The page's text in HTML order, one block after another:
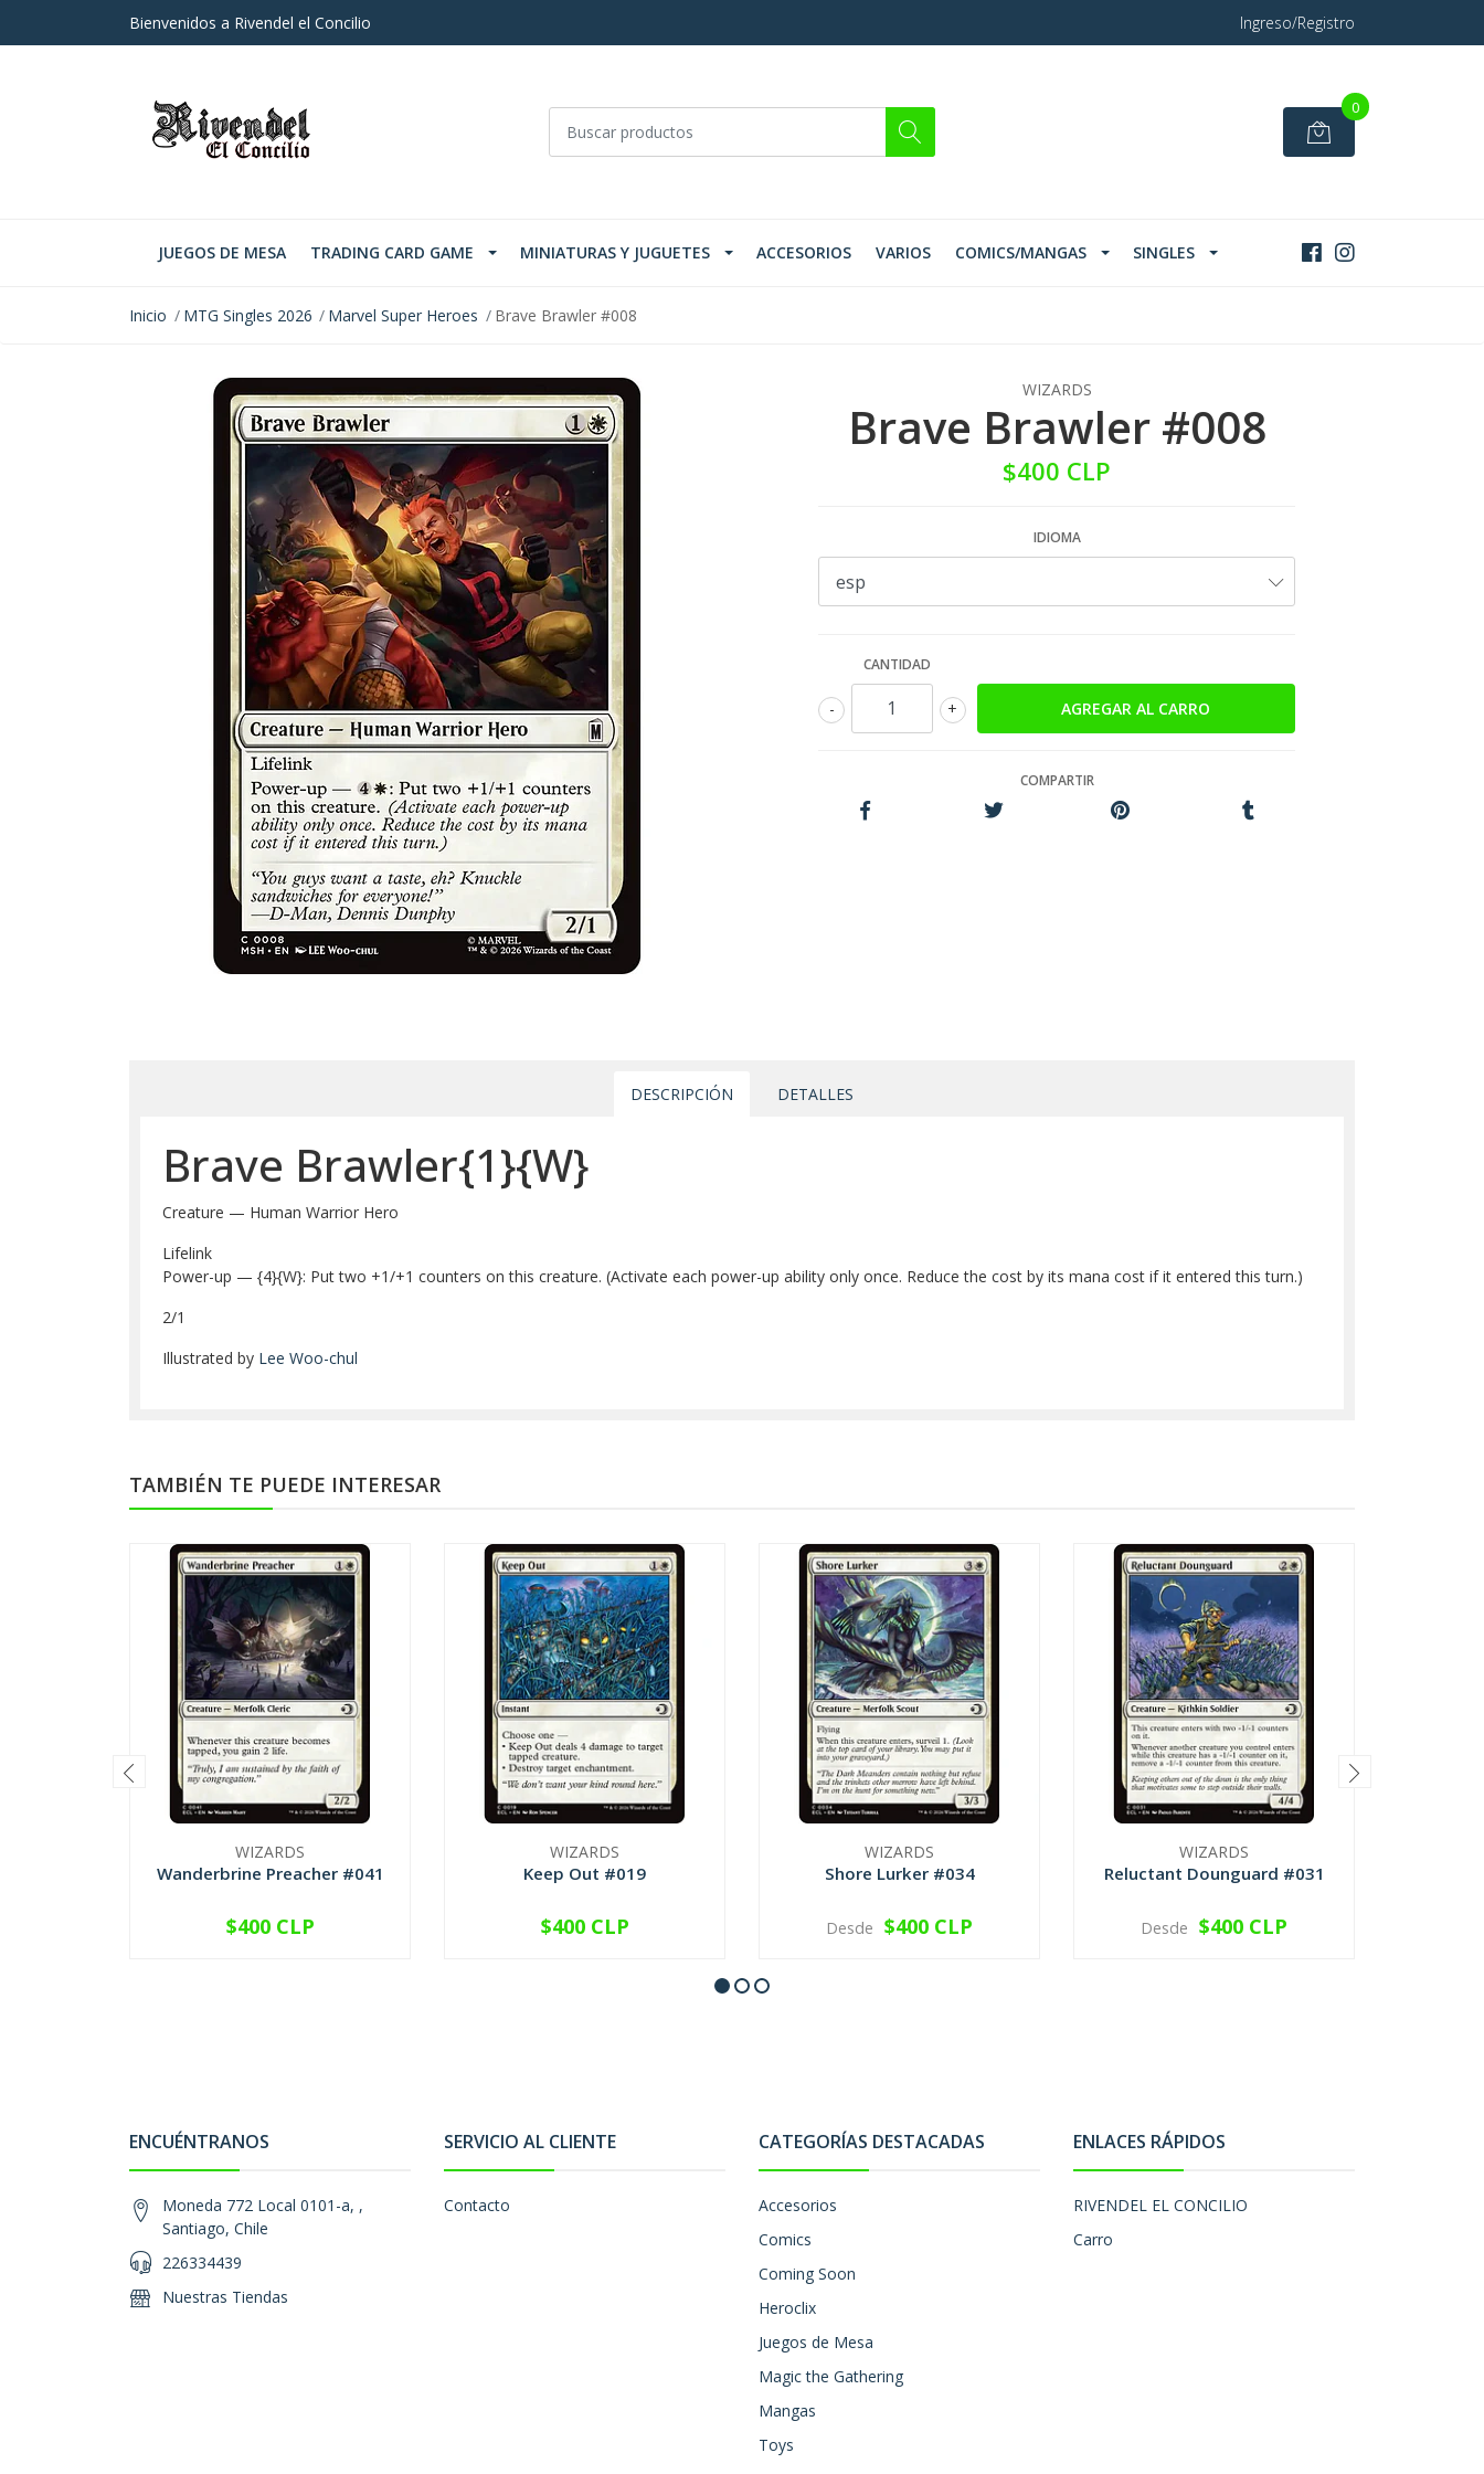
Bienvenidos a Rivendel el Concilio Ingreso/Registro
0
JUEGOS DE MESA TRADING CARD GAME MINIATURAS Y JUGUETES ACCESORIOS VARIOS COMICS/MANGAS SINGLES
Inicio MTG Singles 2026 Marvel Super Heroes Brave Brawler #008
WIZARDS
Brave Brawler #008
$400 CLP
IDIOMA
CANTIDAD
+
-
COMPARTIR
DESCRIPCIÓN DETALLES
Brave Brawler{1}{W}
Creature — Human Warrior Hero
Lifelink
Power-up — {4}{W}: Put two +1/+1 counters on this creature. (Activate each power-up ability only once. Reduce the cost by its mana cost if it entered this turn.)
2/1
Illustrated by Lee Woo-chul
TAMBIÉN TE PUEDE INTERESAR
WIZARDS
Wanderbrine Preacher #041
VER OPCIONES
$400 CLP
WIZARDS
Keep Out #019
VER OPCIONES
$400 CLP
WIZARDS
Shore Lurker #034
VER OPCIONES
Desde $400 CLP
WIZARDS
Reluctant Dounguard #031
VER OPCIONES
Desde $400 CLP
ENCUÉNTRANOS
Moneda 772 Local 0101-a, ,
Santiago, Chile
226334439
Nuestras Tiendas
SERVICIO AL CLIENTE
Contacto
CATEGORÍAS DESTACADAS
Accesorios
Comics
Coming Soon
Heroclix
Juegos de Mesa
Magic the Gathering
Mangas
Toys
ENLACES RÁPIDOS
RIVENDEL EL CONCILIO
Carro